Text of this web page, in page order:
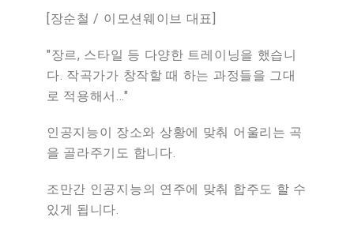
[장순철 / 이모션웨이브 대표
"장르, 스타일 등 다양한 트레이닝을 했습니
다. 작곡가가 창작할 때 하는 과정들을 그대
로 적용해서…"
인공지능이 장소와 상황에 맞춰 어울리는 곡
을 골라주기도 합니다.
조만간 인공지능의 연주에 맞춰 합주도 할 수
있게 됩니다.